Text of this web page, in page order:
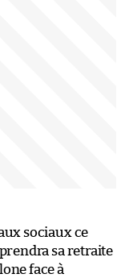
sociaux ce
sa retraite
face à